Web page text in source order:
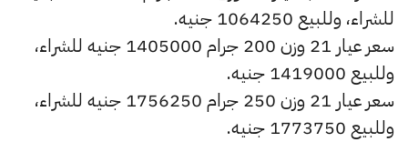
للشراء، وللبيع 1064250 جنيه.
سعر عيار 21 وزن 200 جرام 1405000 جنيه للشراء،
وللبيع 1419000 جنيه.
سعر عيار 21 وزن 250 جرام 1756250 جنيه للشراء،
وللبيع 1773750 جنيه.